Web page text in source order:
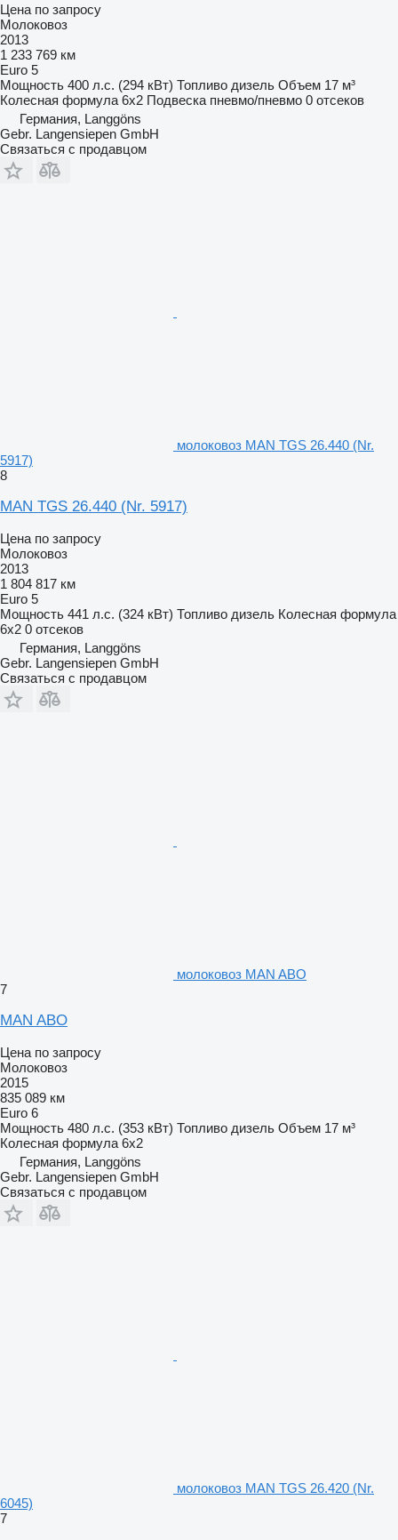
Цена по запросу
Молоковоз
2013
1 233 769 км
Euro 5
Мощность 400 л.с. (294 кВт) Топливо дизель Объем 17 м³
Колесная формула 6x2 Подвеска пневмо/пневмо 0 отсеков
Германия, Langgöns
Gebr. Langensiepen GmbH
Связаться с продавцом
молоковоз MAN TGS 26.440 (Nr.
5917)
8
MAN TGS 26.440 (Nr. 5917)
Цена по запросу
Молоковоз
2013
1 804 817 км
Euro 5
Мощность 441 л.с. (324 кВт) Топливо дизель Колесная формула
6x2 0 отсеков
Германия, Langgöns
Gebr. Langensiepen GmbH
Связаться с продавцом
молоковоз MAN ABO
7
MAN ABO
Цена по запросу
Молоковоз
2015
835 089 км
Euro 6
Мощность 480 л.с. (353 кВт) Топливо дизель Объем 17 м³
Колесная формула 6x2
Германия, Langgöns
Gebr. Langensiepen GmbH
Связаться с продавцом
молоковоз MAN TGS 26.420 (Nr.
6045)
7